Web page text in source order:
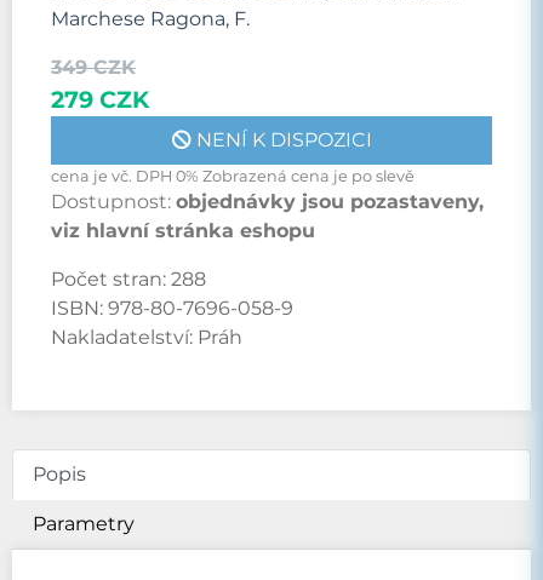
Marchese Ragona, F.
349 CZK
279 CZK
NENÍ K DISPOZICI
cena je vč. DPH 0% Zobrazená cena je po slevě
Dostupnost: objednávky jsou pozastaveny,
viz hlavní stránka eshopu
Počet stran: 288
ISBN: 978-80-7696-058-9
Nakladatelství: Práh
Popis
Parametry